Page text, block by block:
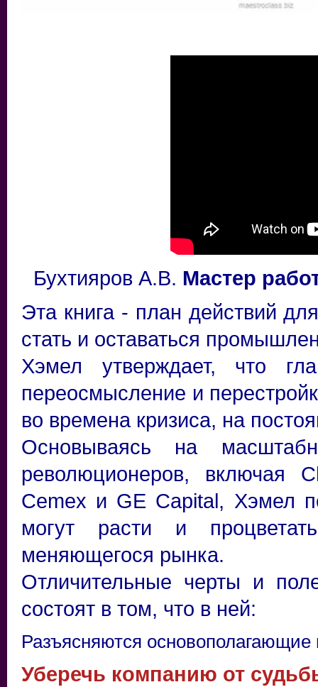
Бухтияров А.В. Мастер
Эта книга - план действий
стать и оставаться
Хэмел утверждает, что
переосмысление и
во времена кризиса, на
Основываясь на
революционеров, включая
Cemex и GE Capital, Хэмел
могут расти и
меняющегося рынка.
Отличительные черты и
состоят в том, что в ней:
Разъясняются
Уберечь компанию от